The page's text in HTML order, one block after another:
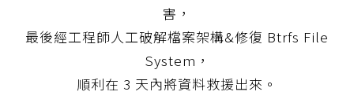
害，
最後經工程師人工破解檔案架構&修復 Btrfs File
System，
順利在 3 天內將資料救援出來。